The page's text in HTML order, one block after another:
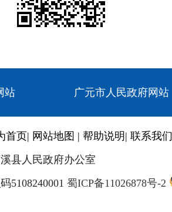
站 广元市人民政府网站
首页| 网站地图 | 帮助说明 | 联系我们
县人民政府办公室
5108240001 蜀ICP备11026878号-2